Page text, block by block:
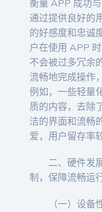
衡量 APP 成功
通过提供良好的
的好感度和忠诚
户在使用 APP
不会被过多冗余
流畅地完成操作
例如，一些轻量
质的内容，去除
洁的界面和流畅
爱，用户留存率
二、硬件发
制，保障流畅运
（一）设备